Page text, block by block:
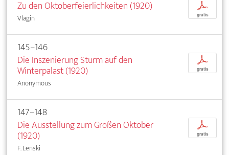
Zu den Oktoberfeierlichkeiten (1920)
Vlagin
p
gratis
145–146
Die Inszenierung Sturm auf den
Winterpalast (1920)
Anonymous
p
gratis
147–148
Die Ausstellung zum Großen Oktober
(1920)
F. Lenski
p
gratis